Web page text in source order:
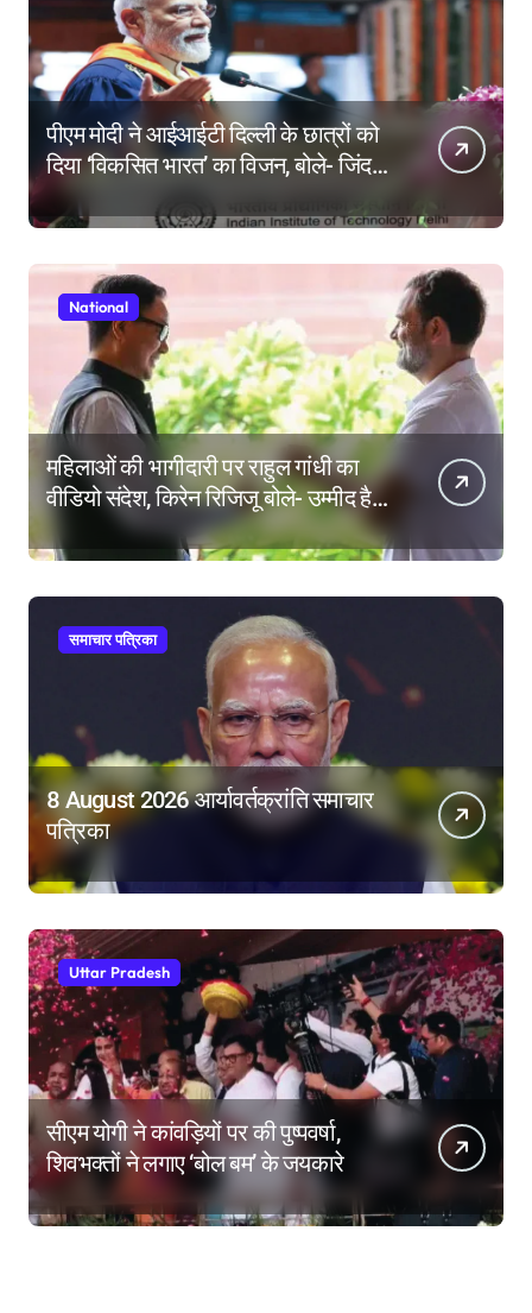
पीएम मोदी ने आईआईटी दिल्ली के छात्रों को
दिया ‘विकसित भारत’ का विजन, बोले- जिंदगी
की परीक्षा में सब कुछ आउट ऑफ सिलेबस
होता है
National
महिलाओं की भागीदारी पर राहुल गांधी का
वीडियो संदेश, किरेन रिजिजू बोले- उम्मीद है
महिला आरक्षण बिल का बिना शर्त करेंगे
समर्थन
समाचार पत्रिका
8 August 2026 आर्यावर्तक्रांति समाचार
पत्रिका
Uttar Pradesh
सीएम योगी ने कांवड़ियों पर की पुष्पवर्षा,
शिवभक्तों ने लगाए ‘बोल बम’ के जयकारे